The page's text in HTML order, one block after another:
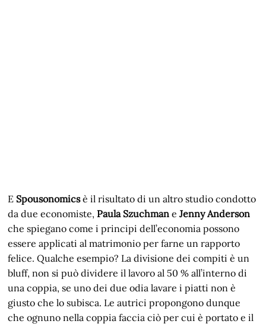
E Spousonomicsè il risultato di un altro studio condotto
da due economiste,Paula Szuchmane Jenny Anderson
che spiegano come i principi dell’economia possono
essere applicati al matrimonio per farne un rapporto
felice. Qualche esempio? La divisione dei compiti è un
bluff, non si può dividere il lavoro al 50 % all’interno di
una coppia, se uno dei due odia lavare i piatti non è
giusto che lo subisca. Le autrici propongono dunque
che ognuno nella coppia faccia ciò per cui è portato e il